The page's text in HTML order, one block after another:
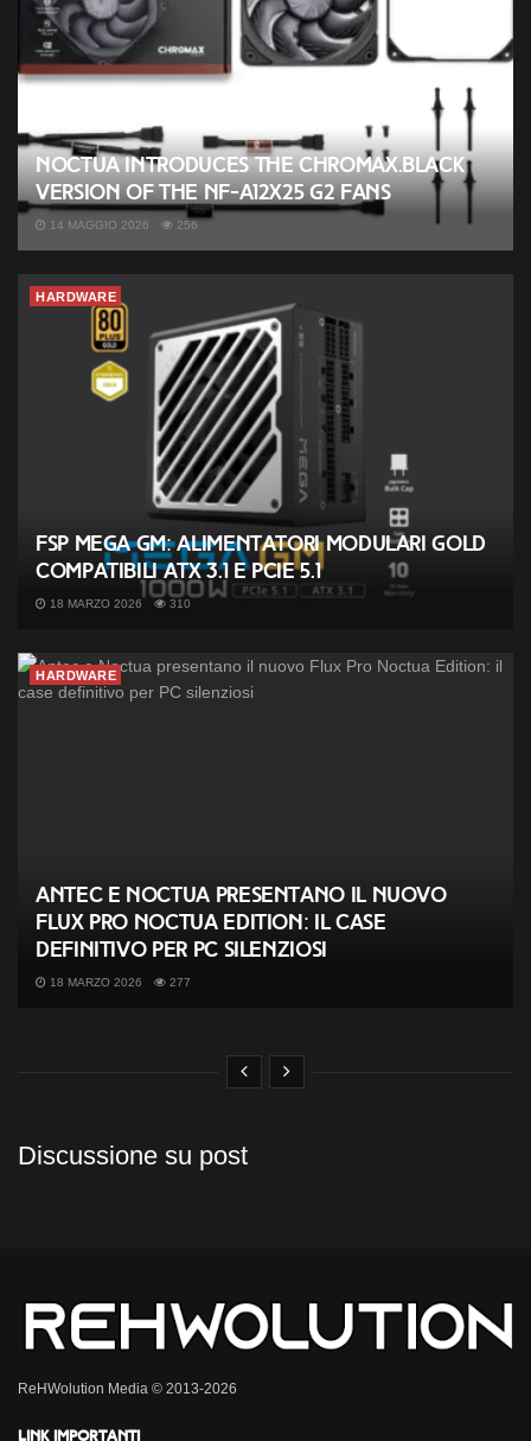
Noctua introduces the chromax.black
version of the NF-A12x25 G2 fans
14 MAGGIO 2026 256
HARDWARE
FSP MEGA GM: alimentatori modulari Gold
compatibili ATX 3.1 e PCIe 5.1
18 MARZO 2026 310
HARDWARE
Antec e Noctua presentano il nuovo
Flux Pro Noctua Edition: il case
definitivo per PC silenziosi
18 MARZO 2026 277
Discussione su post
ReHWolution Media © 2013-2026
Link importanti